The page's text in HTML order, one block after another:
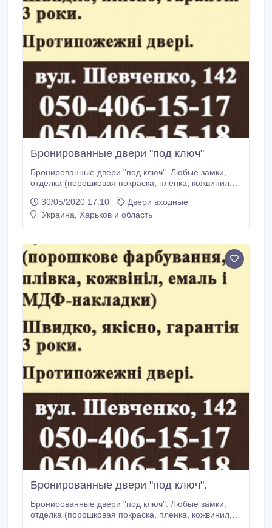
Бронированные двери "под ключ"
Бронированные двери "под ключ". Любые замки,
отделка (порошковая покраска, пленка, кожвинил,
гарантия 3 года. Противопожарные двери. Тел.:
050-406-15-17, 050-406-15-18. Менеджер..
30/05/2020 17:10
Двери входные
Украина, Харьков и область
Бронированные двери "под ключ".
Бронированные двери "под ключ". Любые замки,
отделка (порошковая покраска, пленка, кожвинил,